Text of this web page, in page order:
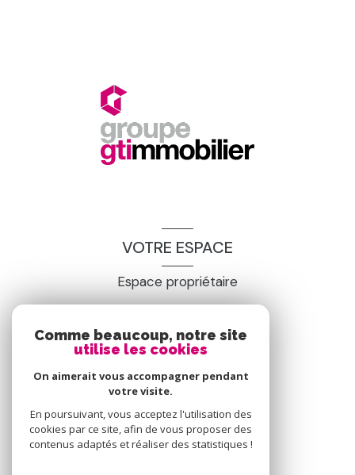
VOTRE ESPACE
Espace propriétaire
SE CONNECTER
Comme beaucoup, notre site
utilise les cookies
On aimerait vous accompagner pendant
votre visite.
En poursuivant, vous acceptez l'utilisation des
cookies par ce site, afin de vous proposer des
contenus adaptés et réaliser des statistiques !